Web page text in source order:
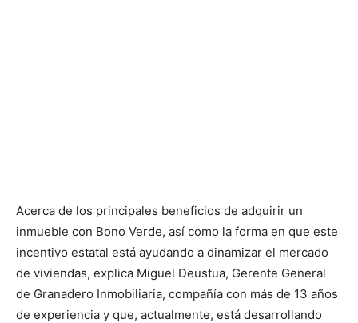
Acerca de los principales beneficios de adquirir un
inmueble con Bono Verde, así como la forma en que este
incentivo estatal está ayudando a dinamizar el mercado
de viviendas, explica Miguel Deustua, Gerente General
de Granadero Inmobiliaria, compañía con más de 13 años
de experiencia y que, actualmente, está desarrollando